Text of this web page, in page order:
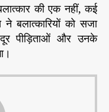
बलात्कार की एक नहीं, कई
बलात्कारियों को सजा
पीड़िताओं और उनके